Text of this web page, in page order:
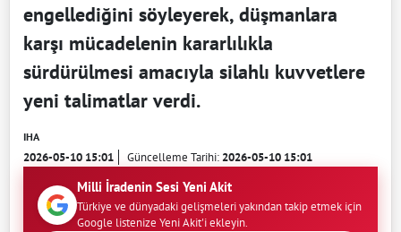
engellediğini söyleyerek, düşmanlara
karşı mücadelenin kararlılıkla
sürdürülmesi amacıyla silahlı kuvvetlere
yeni talimatlar verdi.
IHA
2026-05-10 15:01 Güncelleme Tarihi:2026-05-10 15:01
Milli İradenin Sesi Yeni Akit
Türkiye ve dünyadaki gelişmeleri yakından takip etmek için
Google listenize Yeni Akit'i ekleyin.